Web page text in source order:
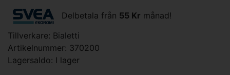
Delbetala från 55 Kr månad!
Tillverkare: Bialetti
Artikelnummer: 370200
Lagersaldo: I lager